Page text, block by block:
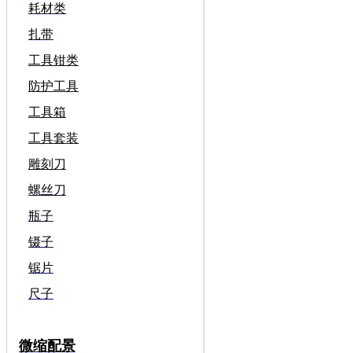
耗材类
扎带
工具钳类
防护工具
工具箱
工具套装
雕刻刀
螺丝刀
瓶子
镊子
锯片
尺子
微缩配景